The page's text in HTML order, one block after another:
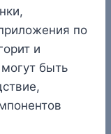
по
и
быть